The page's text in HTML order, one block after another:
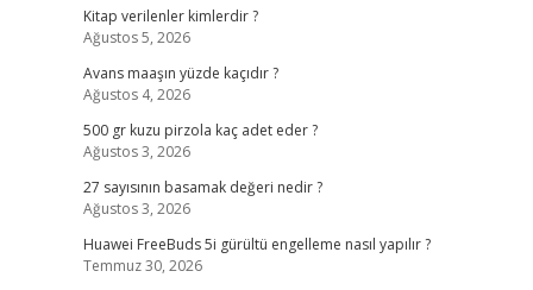
Kitap verilenler kimlerdir ?
Ağustos 5, 2026
Avans maaşın yüzde kaçıdır ?
Ağustos 4, 2026
500 gr kuzu pirzola kaç adet eder ?
Ağustos 3, 2026
27 sayısının basamak değeri nedir ?
Ağustos 3, 2026
Huawei FreeBuds 5i gürültü engelleme nasıl yapılır ?
Temmuz 30, 2026